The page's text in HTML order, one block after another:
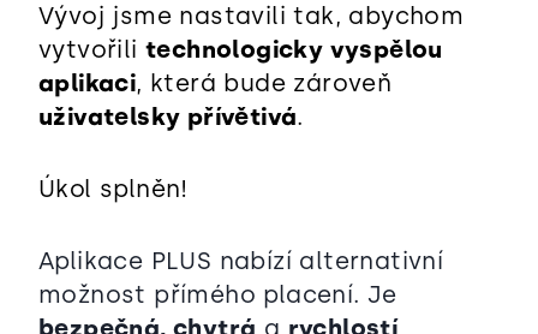
Vývoj jsme nastavili tak, abychom
vytvořilitechnologicky vyspělou
aplikaci, která bude zároveň
uživatelsky přívětivá.
Úkol splněn!
Aplikace PLUS nabízí alternativní
možnost přímého placení. Je
bezpečná, chytrá a rychlostí